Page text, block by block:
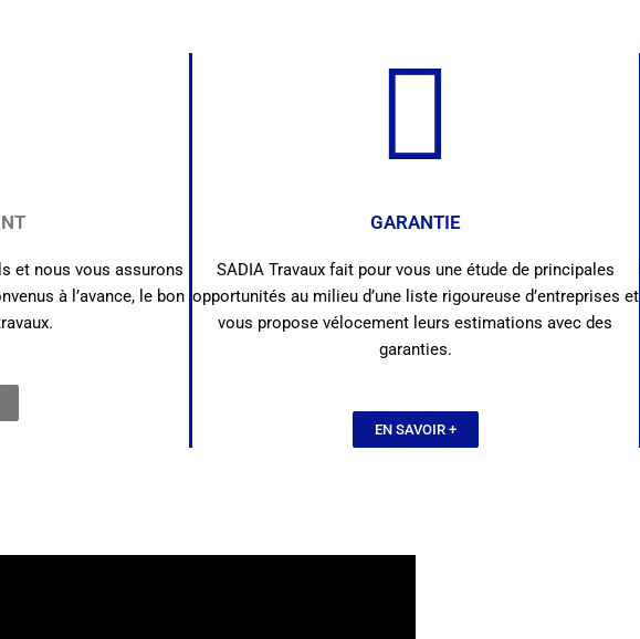
et nous vous assurons
à l’avance, le bon
GARANTIE
SADIA Travaux fait pour vous une étude de principales
opportunités au milieu d’une liste rigoureuse d’entreprises et
vous propose vélocement leurs estimations avec des
garanties.
EN SAVOIR +